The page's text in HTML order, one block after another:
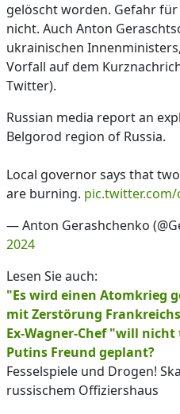
gelöscht worden. Gefahr
nicht. Auch Anton
ukrainischen
Vorfall auf dem
Twitter).
Russian media report an
Belgorod region of Russia.
Local governor says that
are burning. pic.twitter.com/
— Anton Gerashchenko
2024
Lesen Sie auch:
"Es wird einen Atomkrieg
mit Zerstörung Frankreichs
Ex-Wagner-Chef "will
Putins Freund geplant?
Fesselspiele und Drogen!
russischem Offiziershaus